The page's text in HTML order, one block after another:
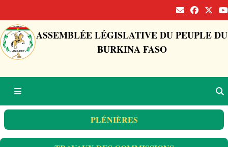
ASSEMBLÉE LÉGISLATIVE DU PEUPLE DU
BURKINA FASO
PLÉNIÈRES